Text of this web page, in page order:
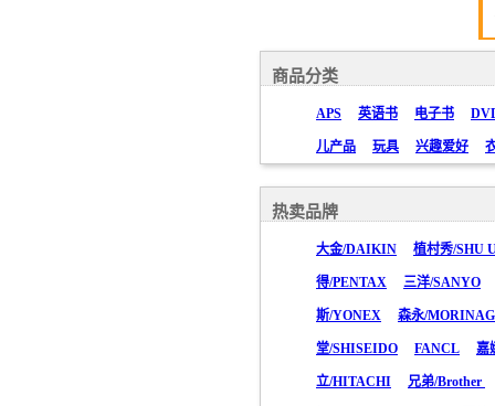
商品分类
APS 英语书 电子书
儿产品 玩具 兴趣爱好
热卖品牌
大金/DAIKIN 植村秀/SHU
得/PENTAX 三洋/SANYO
斯/YONEX 森永/
堂/SHISEIDO FANCL 嘉
立/HITACHI 兄弟/Brother